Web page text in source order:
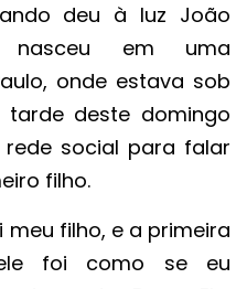
deu à luz João
nasceu em uma
onde estava sob
tarde deste domingo
rede social para falar
filho.
filho, e a primeira
foi como se eu